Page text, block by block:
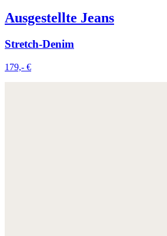
Ausgestellte Jeans
Stretch-Denim
179,- €